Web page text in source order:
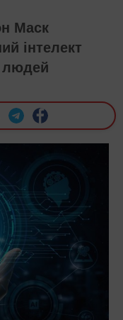
Маск
інтелект
людей